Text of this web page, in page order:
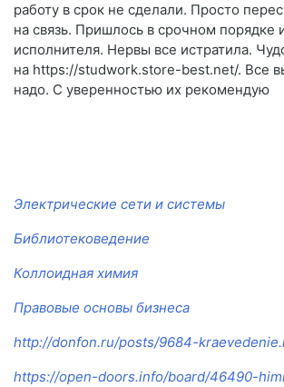
работу в срок не сделали. Просто
на связь. Пришлось в срочном порядке
исполнителя. Нервы все истратила.
на https://studwork.store-best.net/. Все
надо. С уверенностью их рекомендую
Электрические сети и системы
Библиотековедение
Коллоидная химия
Правовые основы бизнеса
http://donfon.ru/posts/9684-
https://open-doors.info/board/46490-